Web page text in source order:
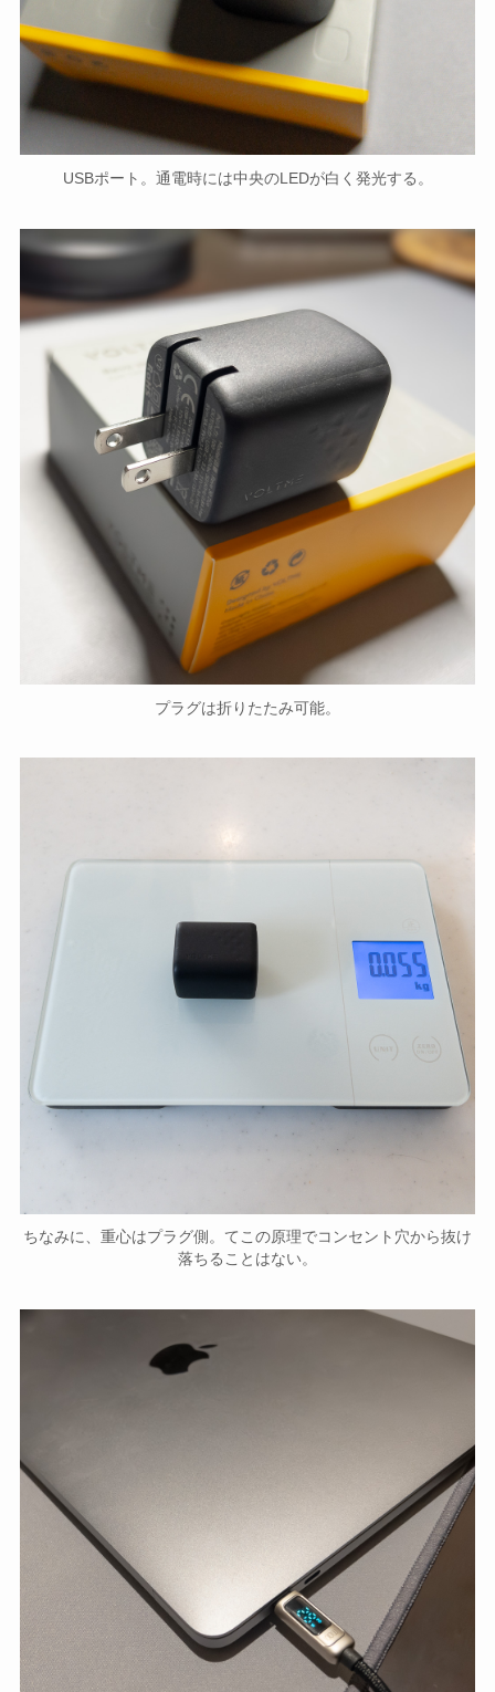
USBポート。通電時には中央のLEDが白く発光する。
プラグは折りたたみ可能。
ちなみに、重心はプラグ側。てこの原理でコンセント穴から抜け
落ちることはない。